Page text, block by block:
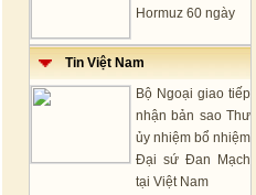
Hormuz 60 ngày
Tin Việt Nam
Bộ Ngoại giao tiếp
nhận bản sao Thư
ủy nhiệm bổ nhiệm
Đại sứ Đan Mạch
tại Việt Nam